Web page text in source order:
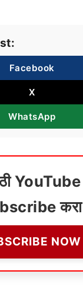
Facebook
X
WhatsApp
करा
NOW